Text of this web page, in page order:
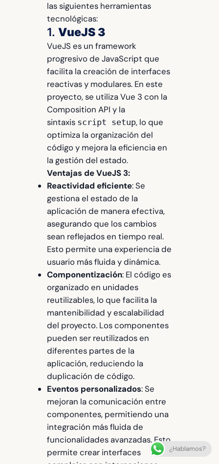
las siguientes herramientas
tecnológicas:
1. VueJS 3
VueJS es un framework
progresivo de JavaScript que
facilita la creación de interfaces
reactivas y modulares. En este
proyecto, se utiliza Vue 3 con la
Composition API y la
sintaxis script setup, lo que
optimiza la organización del
código y mejora la eficiencia en
la gestión del estado.
Ventajas de VueJS 3:
Reactividad eficiente: Se
gestiona el estado de la
aplicación de manera efectiva,
asegurando que los cambios
sean reflejados en tiempo real.
Esto permite una experiencia de
usuario más fluida y dinámica.
Componentización: El código es
organizado en unidades
reutilizables, lo que facilita la
mantenibilidad y escalabilidad
del proyecto. Los componentes
pueden ser reutilizados en
diferentes partes de la
aplicación, reduciendo la
duplicación de código.
Eventos personalizados: Se
mejoran la comunicación entre
componentes, permitiendo una
integración más fluida de
funcionalidades avanzadas. Esto
permite crear interfaces
¿Hablamos?